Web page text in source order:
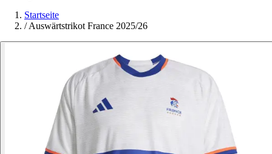
Startseite
/ Auswärtstrikot France 2025/26